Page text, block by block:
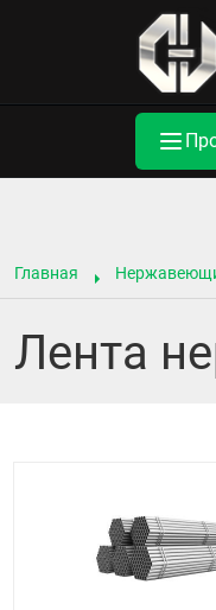
Главная
Лента